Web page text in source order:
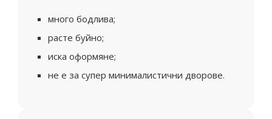
много бодлива;
расте буйно;
иска оформяне;
не е за супер минималистични дворове.